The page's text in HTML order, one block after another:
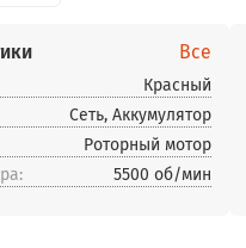
Все
Красный
Сеть, Аккумулятор
Роторный мотор
5500 об/мин